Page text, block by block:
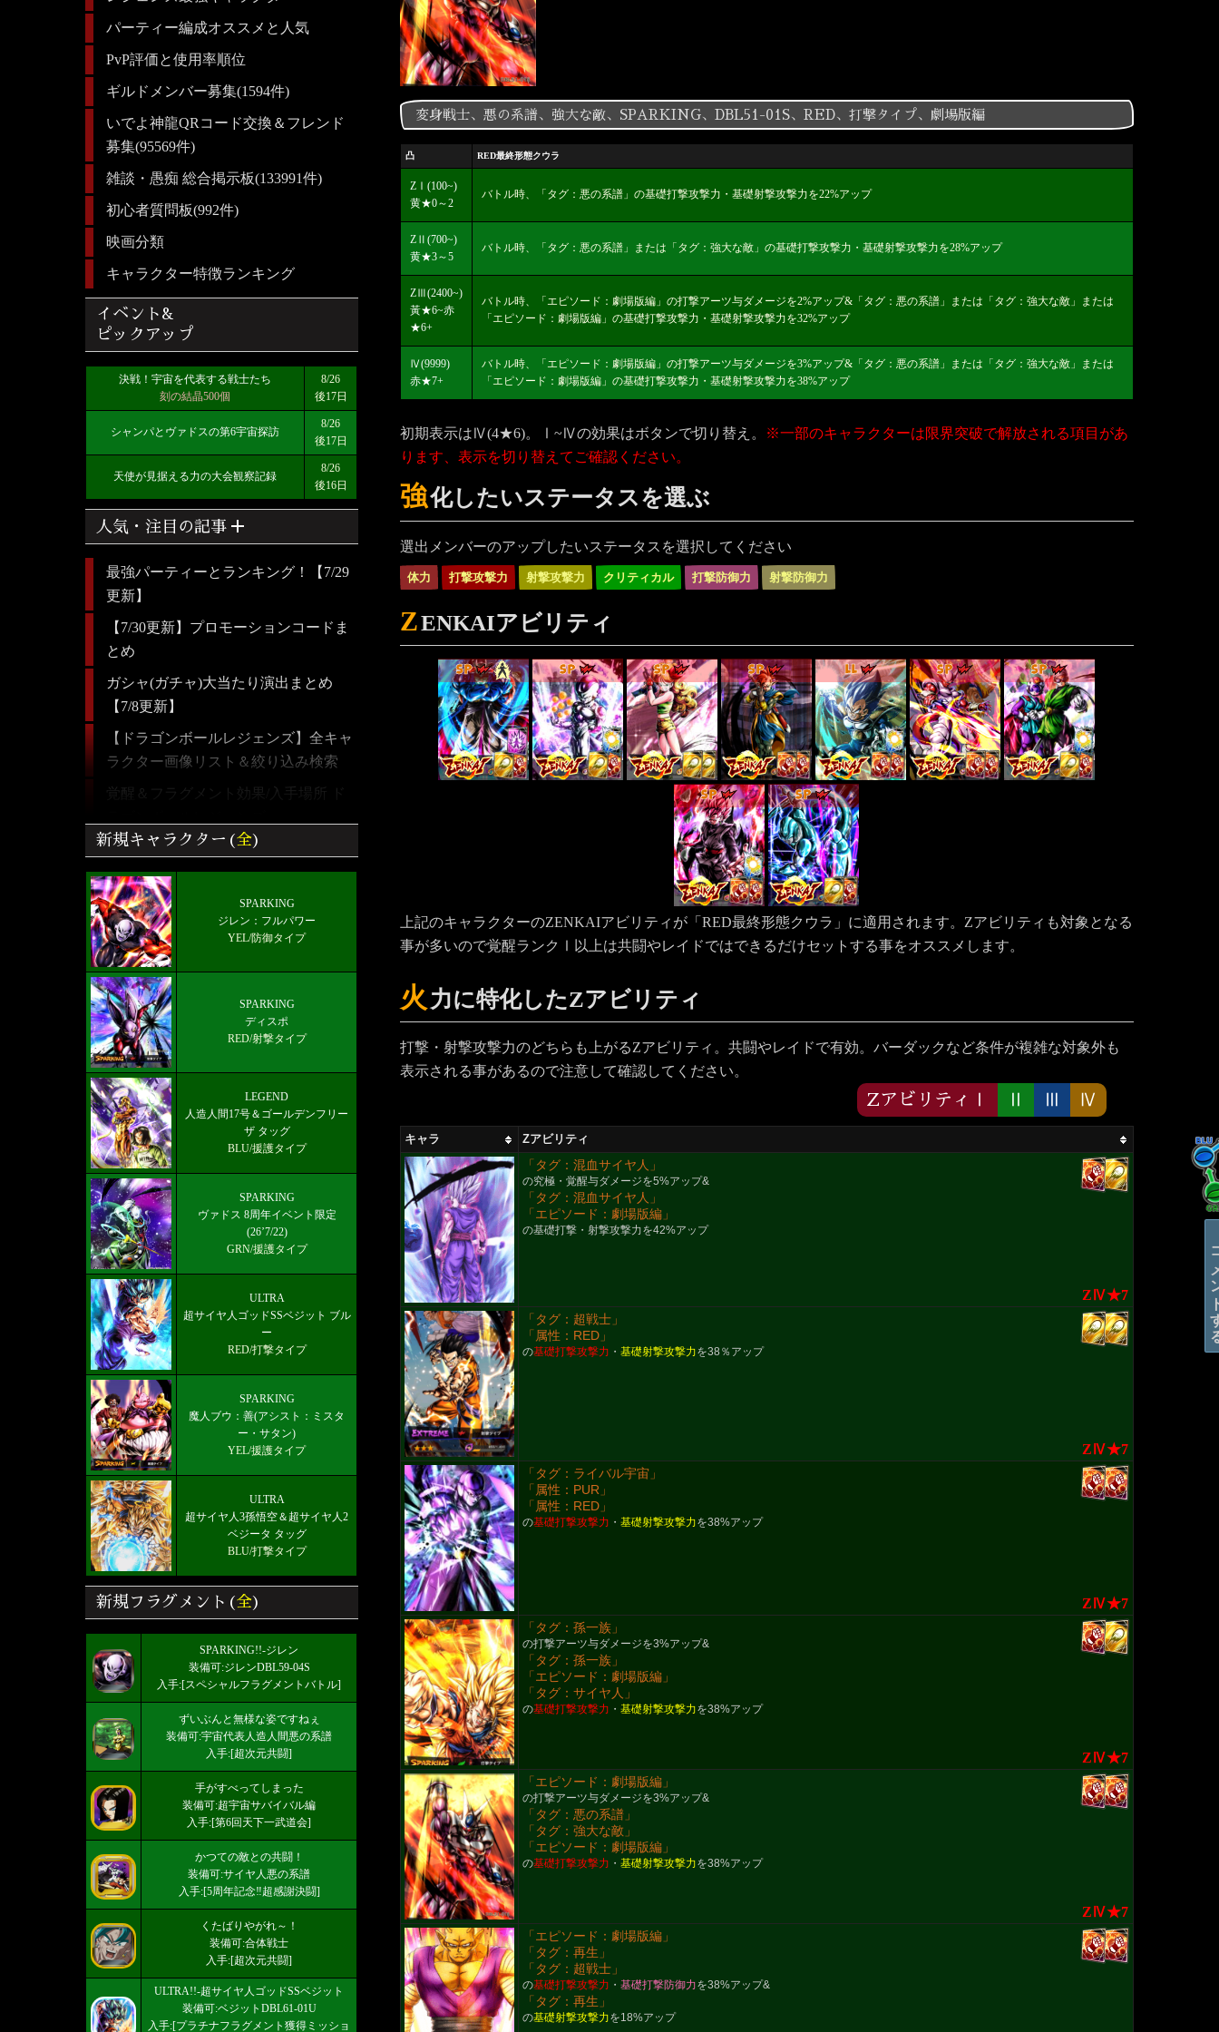
変身戦士、悪の系譜、強大な敵、SPARKING、DBL51-01S、RED、打撃タイプ、劇場版編
凸 RED最終形態クウラ
ZⅠ(100~)
黄★0～2
バトル時、「タグ：悪の系譜」の基礎打撃攻撃力・基礎射撃攻撃力を22%アップ
ZⅡ(700~)
黄★3～5
バトル時、「タグ：悪の系譜」または「タグ：強大な敵」の基礎打撃攻撃力・基礎射撃攻撃力を28%アップ
ZⅢ(2400~)
黃★6~赤
★6+
バトル時、「エピソード：劇場版編」の打撃アーツ与ダメージを2%アップ&「タグ：悪の系譜」または「タグ：強大な敵」または
「エピソード：劇場版編」の基礎打撃攻撃力・基礎射撃攻撃力を32%アップ
Ⅳ(9999)
赤★7+
バトル時、「エピソード：劇場版編」の打撃アーツ与ダメージを3%アップ&「タグ：悪の系譜」または「タグ：強大な敵」または
「エピソード：劇場版編」の基礎打撃攻撃力・基礎射撃攻撃力を38%アップ
初期表示はⅣ(4★6)。Ⅰ~Ⅳの効果はボタンで切り替え。
※一部のキャラクターは限界突破で解放される項目があ
ります、表示を切り替えてご確認ください。
強化したいステータスを選ぶ
選出メンバーのアップしたいステータスを選択してください
体力 打撃攻撃力 射撃攻撃力 クリティカル 打撃防御力 射撃防御力
ZENKAIアビリティ
SP SP SP SP LL SP SP
SP SP
上記のキャラクターのZENKAIアビリティが「RED最終形態クウラ」に適用されます。Zアビリティも対象となる
事が多いので覚醒ランクⅠ以上は共闘やレイドではできるだけセットする事をオススメします。
火 力に特化したZアビリティ
打撃・射撃攻撃力のどちらも上がるZアビリティ。共闘やレイドで有効。バーダックなど条件が複雑な対象外も
表示される事があるので注意して確認してください。
ZアビリティⅠ Ⅳ
キャラ Zアビリティ
「タグ：混血サイヤ人」
の究極・覚醒与ダメージを5%アップ&
「タグ：混血サイヤ人」
「エピソード：劇場版編」
の基礎打撃・射撃攻撃力を42%アップ
ZⅣ★7
「タグ：超戦士」
「属性：RED」
の基礎打撃攻撃力 ・ 基礎射撃攻撃力を38％アップ
ZⅣ★7
「タグ：ライバル宇宙」
「属性：PUR」
「属性：RED」
の基礎打撃攻撃力 ・ 基礎射撃攻撃力を38%アップ
ZⅣ★7
「タグ：孫一族」
の打撃アーツ与ダメージを3%アップ&
「タグ：孫一族」
「エピソード：劇場版編」
「タグ：サイヤ人」
の基礎打撃攻撃力 ・ 基礎射撃攻撃力を38%アップ
ZⅣ★7
「エピソード：劇場版編」
の打撃アーツ与ダメージを3%アップ&
「タグ：悪の系譜」
「タグ：強大な敵」
「エピソード：劇場版編」
の基礎打撃攻撃力 ・ 基礎射撃攻撃力を38%アップ
ZⅣ★7
「エピソード：劇場版編」
「タグ：再生」
「タグ：超戦士」
の基礎打撃攻撃力 ・ 基礎打撃防御力を38%アップ&
「タグ：再生」
の基礎射撃攻撃力を18%アップ
パーティー編成オススメと人気
PvP評価と使用率順位
ギルドメンバー募集(1594件)
いでよ神龍QRコード交換＆フレンド
募集(95569件)
雑談・愚痴 総合掲示板(133991件)
初心者質問板(992件)
映画分類
キャラクター特徴ランキング
イベント&
ピックアップ
決戦！宇宙を代表する戦士たち
刻の結晶500個
8/26
後17日
シャンパとヴァドスの第6宇宙探訪
8/26
後17日
天使が見据える力の大会観察記録
8/26
後16日
人気・注目の記事 add
最強パーティーとランキング！【7/29
更新】
【7/30更新】プロモーションコードま
とめ
ガシャ(ガチャ)大当たり演出まとめ
【7/8更新】
【ドラゴンボールレジェンズ】全キャ
ラクター画像リスト＆絞り込み検索
覚醒＆フラグメント効果/入手場所 ド
8周年最強キャラランキング【7/9最新
版】
雑談/質問ドラゴンボールレジェンズ
掲示板
好きなキャラから選ぶチーム編成【パ
ーティー】
ソウル一覧効果、ステータス比較 ド
ラゴンボールZ クロスキーパーズ
最新メインストーリー「第19部4章
(8/5)」配信【更新履歴】
新規キャラクター(全)
SPARKING
ジレン：フルパワー
YEL/防御タイプ
SPARKING
ディスポ
RED/射撃タイプ
LEGEND
人造人間17号＆ゴールデンフリー
ザ タッグ
BLU/援護タイプ
SPARKING
ヴァドス 8周年イベント限定
(26’7/22)
GRN/援護タイプ
ULTRA
超サイヤ人ゴッドSSベジット ブル
ー
RED/打撃タイプ
SPARKING
魔人ブウ：善(アシスト：ミスタ
ー・サタン)
YEL/援護タイプ
ULTRA
超サイヤ人3孫悟空＆超サイヤ人2
ベジータ タッグ
BLU/打撃タイプ
新規フラグメント(全)
SPARKING!!-ジレン
装備可:ジレンDBL59-04S
入手:[スペシャルフラグメントバトル]
ずいぶんと無様な姿ですねぇ
装備可:宇宙代表人造人間悪の系譜
入手:[超次元共闘]
手がすべってしまった
装備可:超宇宙サバイバル編
入手:[第6回天下一武道会]
かつての敵との共闘！
装備可:サイヤ人悪の系譜
入手:[5周年記念‼超感謝決闘]
くたばりやがれ～！
装備可:合体戦士
入手:[超次元共闘]
ULTRA!!-超サイヤ人ゴッドSSベジット
装備可:ベジットDBL61-01U
入手:[プラチナフラグメント獲得ミッショ
コ